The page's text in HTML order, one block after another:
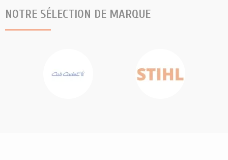
NOTRE SÉLECTION DE MARQUE